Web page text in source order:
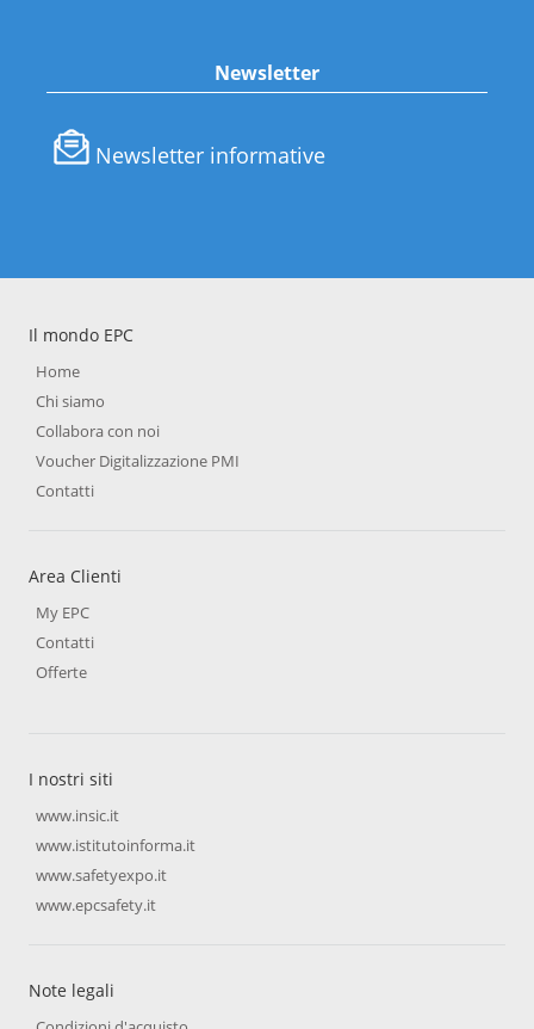
Newsletter
Newsletter informative
Il mondo EPC
Home
Chi siamo
Collabora con noi
Voucher Digitalizzazione PMI
Contatti
Area Clienti
My EPC
Contatti
Offerte
I nostri siti
www.insic.it
www.istitutoinforma.it
www.safetyexpo.it
www.epcsafety.it
Note legali